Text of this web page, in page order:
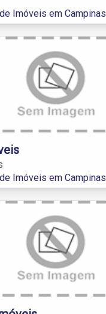
Imóveis em Campinas
Imóveis em Campinas